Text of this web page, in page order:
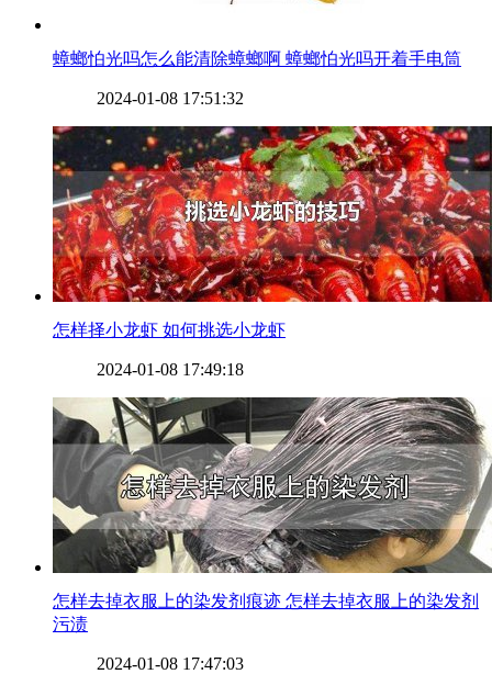
​蟑螂怕光吗怎么能清除蟑螂啊 蟑螂怕光吗开着手电筒
2024-01-08 17:51:32
​怎样择小龙虾 如何挑选小龙虾
2024-01-08 17:49:18
​怎样去掉衣服上的染发剂痕迹 怎样去掉衣服上的染发剂
污渍
2024-01-08 17:47:03